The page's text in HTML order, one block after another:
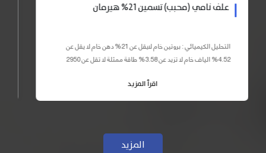
علف نامي (محبب) تسمين 21% هيرمان
التحليل الكيميائي : بروتين خام لايقل عن 21% دهن خام لا يقل عن
4.52% الياف خام لا تزيد عن 3.58% طاقة ممثلة لا تقل عن 2950
اقرأ المزيد
المزيد